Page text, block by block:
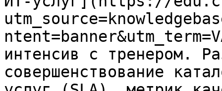
интенсив с тренером.
совершенствование